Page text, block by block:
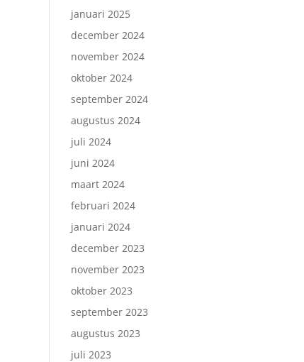
januari 2025
december 2024
november 2024
oktober 2024
september 2024
augustus 2024
juli 2024
juni 2024
maart 2024
februari 2024
januari 2024
december 2023
november 2023
oktober 2023
september 2023
augustus 2023
juli 2023